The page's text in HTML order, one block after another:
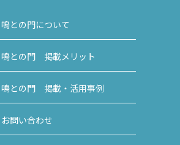
鳴との門について
鳴との門 掲載メリット
鳴との門 掲載・活用事例
お問い合わせ